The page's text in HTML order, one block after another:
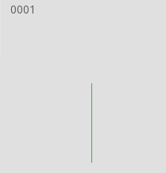
0001